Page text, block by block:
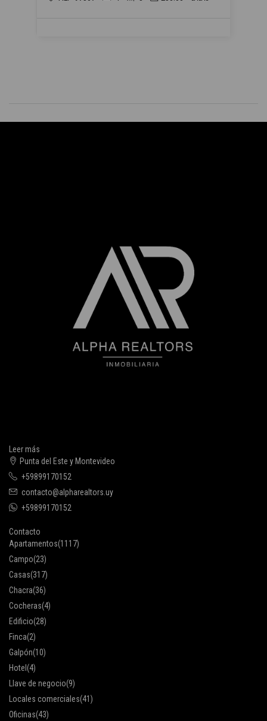
Leer más
Punta del Este y Montevideo
+59899170152
contacto@alpharealtors.uy
+59899170152
Contacto
Apartamentos(1117)
Campo(23)
Casas(317)
Chacra(36)
Cocheras(4)
Edificio(28)
Finca(2)
Galpón(10)
Hotel (4)
Llave de negocio(9)
Locales comerciales(41)
Oficinas(43)